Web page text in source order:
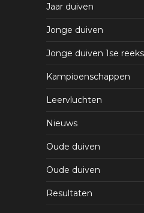
Jaar duiven
Jonge duiven
Jonge duiven 1se reeks
Kampioenschappen
Leervluchten
Nieuws
Oude duiven
Oude duiven
Resultaten